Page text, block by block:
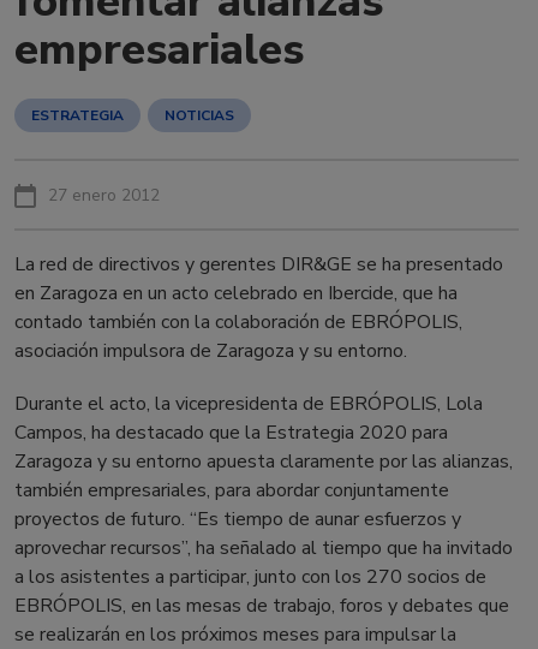
empresariales
ESTRATEGIA NOTICIAS
27 enero 2012
La red de directivos y gerentes DIR&GE se ha presentado
en Zaragoza en un acto celebrado en Ibercide, que ha
contado también con la colaboración de EBRÓPOLIS,
asociación impulsora de Zaragoza y su entorno.
Durante el acto, la vicepresidenta de EBRÓPOLIS, Lola
Campos, ha destacado que la Estrategia 2020 para
Zaragoza y su entorno apuesta claramente por las alianzas,
también empresariales, para abordar conjuntamente
proyectos de futuro. “Es tiempo de aunar esfuerzos y
aprovechar recursos”, ha señalado al tiempo que ha invitado
a los asistentes a participar, junto con los 270 socios de
EBRÓPOLIS, en las mesas de trabajo, foros y debates que
se realizarán en los próximos meses para impulsar la